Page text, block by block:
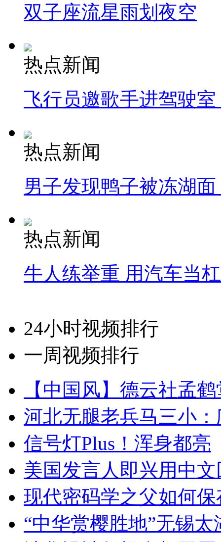
双子座流星雨划夜空
热点新闻
飞行员邀歌手进驾驶
热点新闻
男子发现鸭子被冻湖
热点新闻
牛人练举重 用汽车当
24小时视频排行
一周视频排行
【中国风】德云社孟
河北无腿老兵马三小
信号灯Plus！浑身都亮
美国发言人即兴用中
现代密码学之父如何
“中华赏樱胜地”无锡